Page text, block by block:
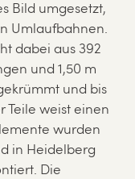
Bild umgesetzt,
Umlaufbahnen.
dabei aus 392
und 1,50 m
und bis
Teile weist einen
wurden
in Heidelberg
Die